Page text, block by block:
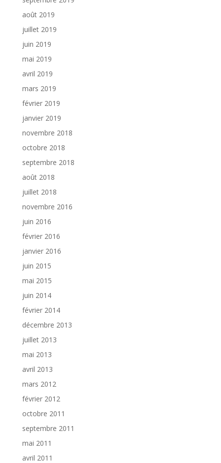
août 2019
juillet 2019
juin 2019
mai 2019
avril 2019
mars 2019
février 2019
janvier 2019
novembre 2018
octobre 2018
septembre 2018
août 2018
juillet 2018
novembre 2016
juin 2016
février 2016
janvier 2016
juin 2015
mai 2015
juin 2014
février 2014
décembre 2013
juillet 2013
mai 2013
avril 2013
mars 2012
février 2012
octobre 2011
septembre 2011
mai 2011
avril 2011